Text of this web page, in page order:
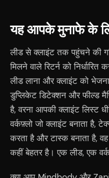
यह आपके मुनाफे के
लीड से क्लाइंट तक पहुंचने की
मिलने वाले रिटर्न को
लीड लाना और क्लाइंट को
डुप्लिकेट डिटेक्शन और फील्ड
है, वरना आपकी क्लाइंट लिस्ट
वर्कफ़्लो जो क्लाइंट बनाता है,
करता है और टास्क बनाता
कहीं बेहतर है। एक लीड, एक